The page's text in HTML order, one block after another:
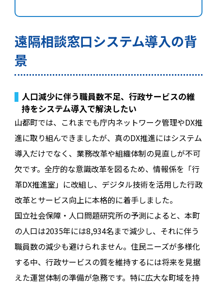
遠隔相談窓口システム導入の背
景
人口減少に伴う職員数不足、行政サービスの維
持をシステム導入で解決したい
山都町では、これまでも庁内ネットワーク管理やDX推
進に取り組んできましたが、真のDX推進にはシステム
導入だけでなく、業務改革や組織体制の見直しが不可
欠です。全庁的な意識改革を図るため、情報係を「行
革DX推進室」に改組し、デジタル技術を活用した行政
改革とサービス向上に本格的に着手しました。
国立社会保障・人口問題研究所の予測によると、本町
の人口は2035年には8,934名まで減少し、それに伴う
職員数の減少も避けられません。住民ニーズが多様化
する中、行政サービスの質を維持するには将来を見据
えた運営体制の準備が急務です。特に広大な町域を持